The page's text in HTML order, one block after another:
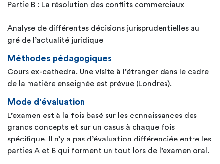
Partie B : La résolution des conflits commerciaux
Analyse de différentes décisions jurisprudentielles au
gré de l’actualité juridique
Méthodes pédagogiques
Cours ex-cathedra. Une visite à l’étranger dans le cadre
de la matière enseignée est prévue (Londres).
Mode d'évaluation
L’examen est à la fois basé sur les connaissances des
grands concepts et sur un casus à chaque fois
spécifique. Il n’y a pas d’évaluation différenciée entre les
parties A et B qui forment un tout lors de l’examen oral.